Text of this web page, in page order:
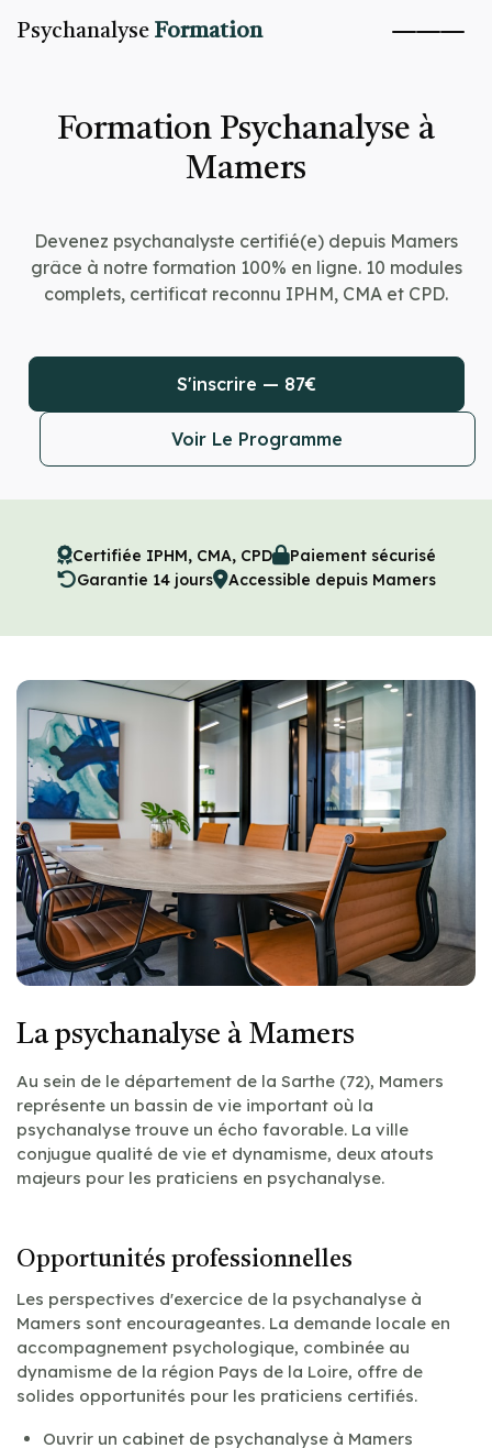
Psychanalyse Formation
Formation Psychanalyse à
Mamers
Devenez psychanalyste certifié(e) depuis Mamers
grâce à notre formation 100% en ligne. 10 modules
complets, certificat reconnu IPHM, CMA et CPD.
S'inscrire — 87€
Voir Le Programme
Certifiée IPHM, CMA, CPD
Paiement sécurisé
Garantie 14 jours
Accessible depuis Mamers
La psychanalyse à Mamers
Au sein de le département de la Sarthe (72), Mamers
représente un bassin de vie important où la
psychanalyse trouve un écho favorable. La ville
conjugue qualité de vie et dynamisme, deux atouts
majeurs pour les praticiens en psychanalyse.
Opportunités professionnelles
Les perspectives d'exercice de la psychanalyse à
Mamers sont encourageantes. La demande locale en
accompagnement psychologique, combinée au
dynamisme de la région Pays de la Loire, offre de
solides opportunités pour les praticiens certifiés.
Ouvrir un cabinet de psychanalyse à Mamers